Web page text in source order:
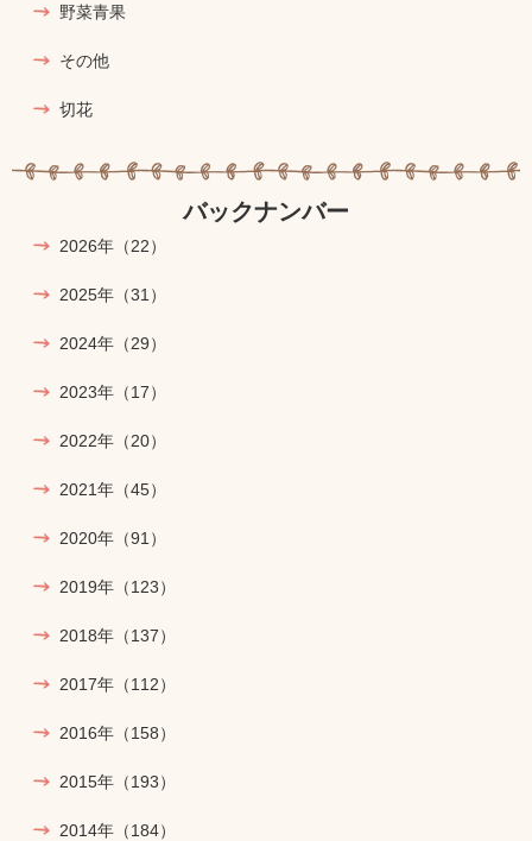
野菜青果
その他
切花
バックナンバー
2026年 （22）
2025年 （31）
2024年 （29）
2023年 （17）
2022年 （20）
2021年 （45）
2020年 （91）
2019年 （123）
2018年 （137）
2017年 （112）
2016年 （158）
2015年 （193）
2014年 （184）